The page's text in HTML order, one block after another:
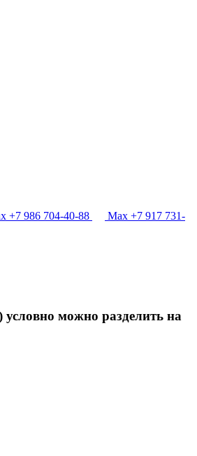
+7 986 704-40-88
Max +7 917 731-
можно разделить на